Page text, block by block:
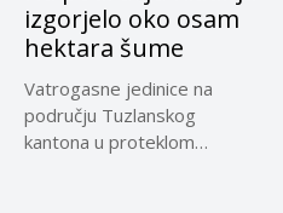
izgorjelo oko osam
hektara šume
Vatrogasne jedinice na
području Tuzlanskog
kantona u proteklom